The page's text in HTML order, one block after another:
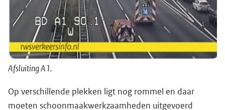
Afsluiting A1.
Op verschillende plekken ligt nog rommel en daar
moeten schoonmaakwerkzaamheden uitgevoerd